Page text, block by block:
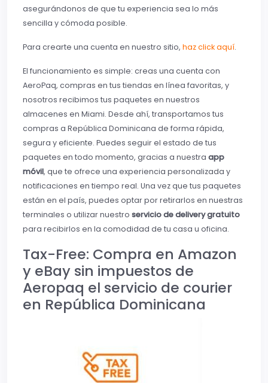
asegurándonos de que tu experiencia sea lo más
sencilla y cómoda posible.
Para crearte una cuenta en nuestro sitio, haz click aquí.
El funcionamiento es simple: creas una cuenta con
AeroPaq, compras en tus tiendas en línea favoritas, y
nosotros recibimos tus paquetes en nuestros
almacenes en Miami. Desde ahí, transportamos tus
compras a República Dominicana de forma rápida,
segura y eficiente. Puedes seguir el estado de tus
paquetes en todo momento, gracias a nuestra app
móvil, que te ofrece una experiencia personalizada y
notificaciones en tiempo real. Una vez que tus paquetes
están en el país, puedes optar por retirarlos en nuestras
terminales o utilizar nuestro servicio de delivery gratuito
para recibirlos en la comodidad de tu casa u oficina.
Tax-Free: Compra en Amazon
y eBay sin impuestos de
Aeropaq el servicio de courier
en República Dominicana